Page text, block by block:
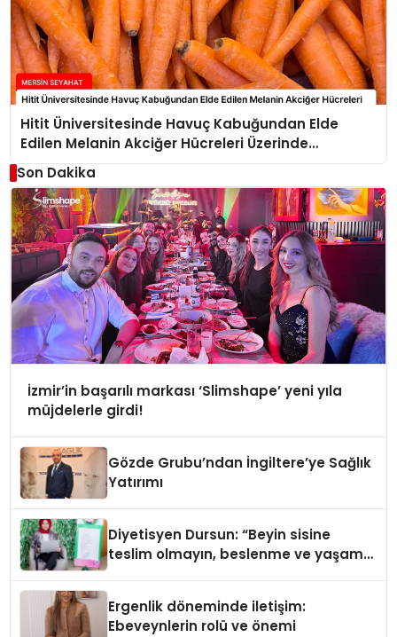
Hitit Üniversitesinde Havuç Kabuğundan Elde
Edilen Melanin Akciğer Hücreleri Üzerinde
Antikanser Etkiler Sergiliyor
Son Dakika
İzmir’in başarılı markası ‘Slimshape’ yeni yıla
müjdelerle girdi!
Gözde Grubu’ndan İngiltere’ye Sağlık
Yatırımı
Diyetisyen Dursun: “Beyin sisine
teslim olmayın, beslenme ve yaşam
Ergenlik döneminde iletişim:
Ebeveynlerin rolü ve önemi